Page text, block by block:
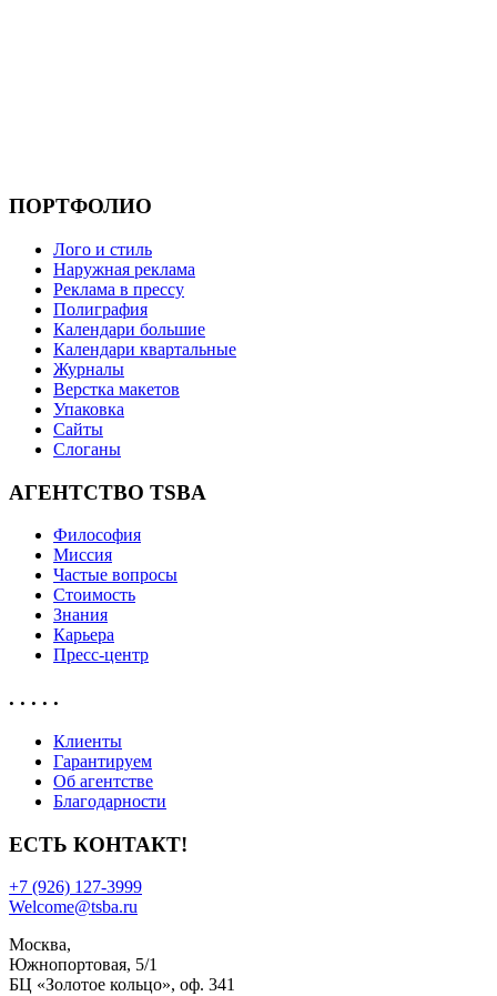
ПОРТФОЛИО
Лого и стиль
Наружная реклама
Реклама в прессу
Полиграфия
Календари большие
Календари квартальные
Журналы
Верстка макетов
Упаковка
Сайты
Слоганы
АГЕНТСТВО TSBA
Философия
Миссия
Частые вопросы
Стоимость
Знания
Карьера
Пресс-центр
. . . . .
Клиенты
Гарантируем
Об агентстве
Благодарности
ЕСТЬ КОНТАКТ!
+7 (926) 127-3999
Welcome@tsba.ru
Москва,
Южнопортовая, 5/1
БЦ «Золотое кольцо», оф. 341